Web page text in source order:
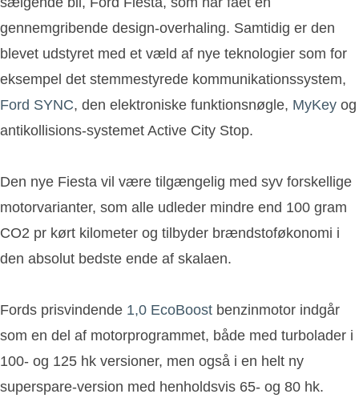
gennemgribende design-overhaling. Samtidig er den
blevet udstyret med et væld af nye teknologier som for
eksempel det stemmestyrede kommunikationssystem,
Ford SYNC, den elektroniske funktionsnøgle, MyKey og
antikollisions-systemet Active City Stop.
Den nye Fiesta vil være tilgængelig med syv forskellige
motorvarianter, som alle udleder mindre end 100 gram
CO2 pr kørt kilometer og tilbyder brændstoføkonomi i
den absolut bedste ende af skalaen.
Fords prisvindende 1,0 EcoBoost benzinmotor indgår
som en del af motorprogrammet, både med turbolader i
100- og 125 hk versioner, men også i en helt ny
superspare-version med henholdsvis 65- og 80 hk.